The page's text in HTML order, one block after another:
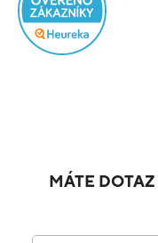
MÁTE